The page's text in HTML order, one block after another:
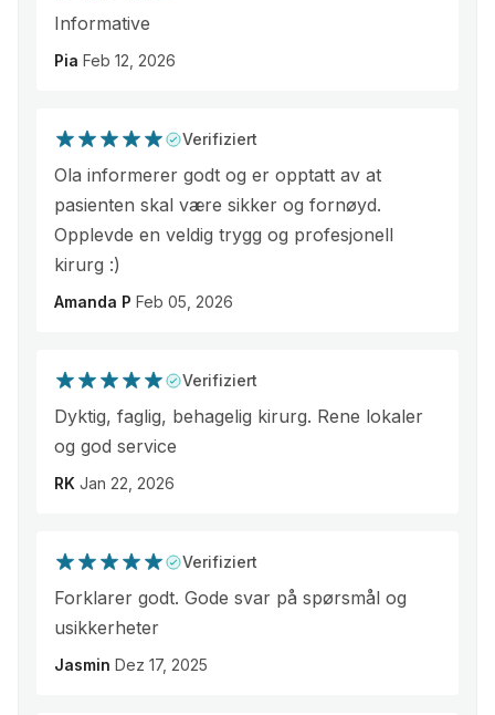
Informative
Pia Feb 12, 2026
Verifiziert
Ola informerer godt og er opptatt av at
pasienten skal være sikker og fornøyd.
Opplevde en veldig trygg og profesjonell
kirurg :)
Amanda P Feb 05, 2026
Verifiziert
Dyktig, faglig, behagelig kirurg. Rene lokaler
og god service
RK Jan 22, 2026
Verifiziert
Forklarer godt. Gode svar på spørsmål og
usikkerheter
Jasmin Dez 17, 2025